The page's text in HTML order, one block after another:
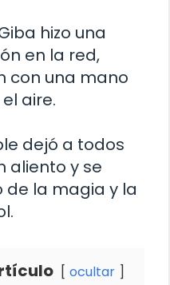
hizo una
en la red,
con una mano
aire.
dejó a todos
aliento y se
de la magia y la
ocultar